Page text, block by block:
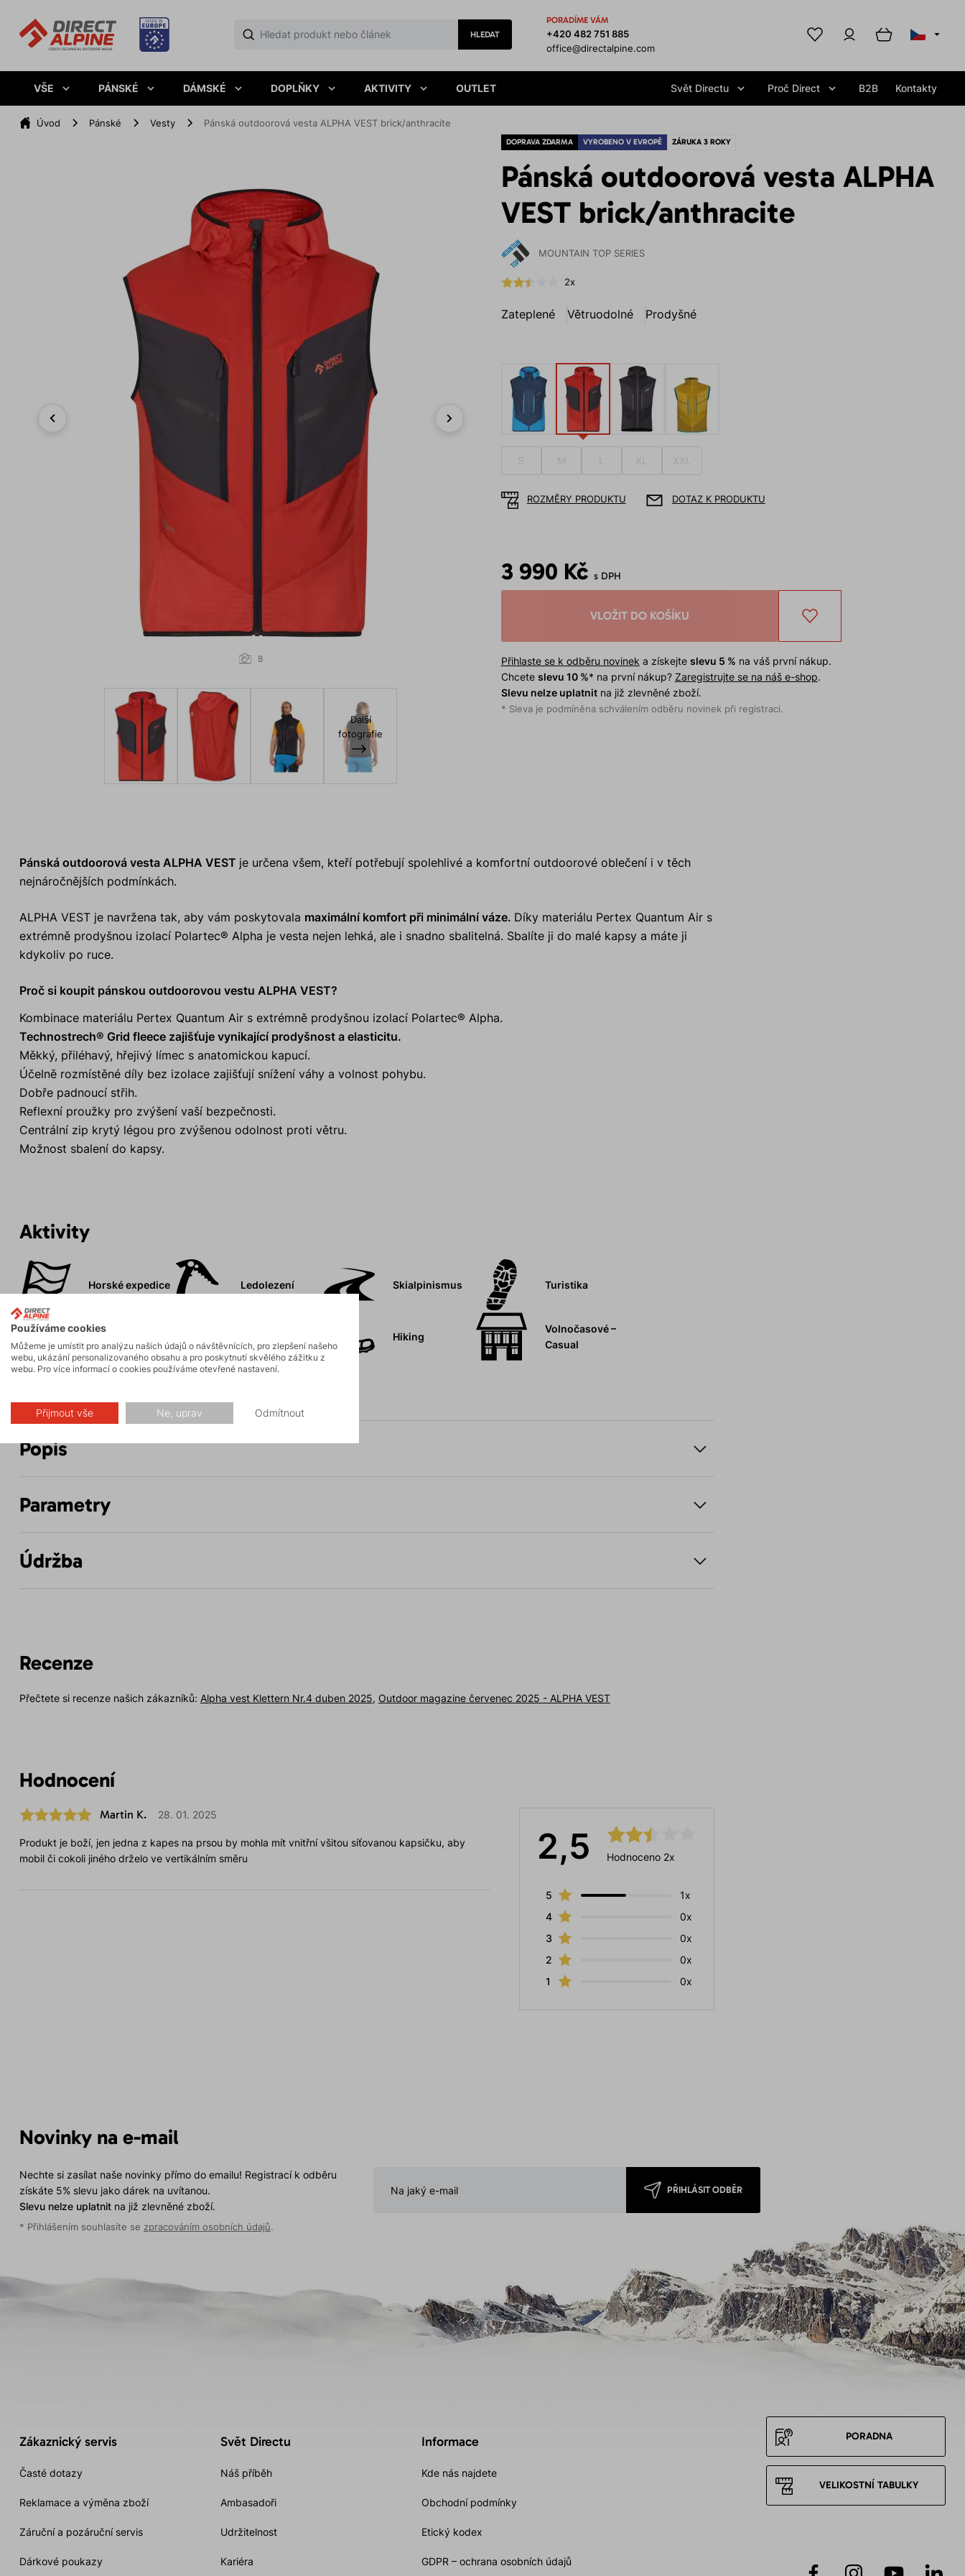
HLEDAT
PORADÍME VÁM
+420 482 751 885
office@directalpine.com
VŠE PÁNSKÉ DÁMSKÉ DOPLŇKY AKTIVITY OUTLET Svět Directu Proč Direct B2B Kontakty
Úvod Pánské Vesty Pánská outdoorová vesta ALPHA VEST brick/anthracite
DOPRAVA ZDARMA VYROBENO V EVROPĚ ZÁRUKA 3 ROKY
Pánská outdoorová vesta ALPHA
VEST brick/anthracite
MOUNTAIN TOP SERIES
2x
Zateplené Větruodolné Prodyšné
8
Další
fotografie
S M XL XXL
ROZMĚRY PRODUKTU DOTAZ K PRODUKTU
3 990 Kč s DPH
VLOŽIT DO KOŠÍKU
Přihlaste se k odběru novinek a získejte slevu 5 % na váš první nákup.
Chcete slevu 10 %* na první nákup? Zaregistrujte se na náš e-shop.
Slevu nelze uplatnitna již zlevněné zboží.
* Sleva je podmíněna schválením odběru novinek při registraci.
Pánská outdoorová vesta ALPHA VEST je určena všem, kteří potřebují spolehlivé a komfortní outdoorové oblečení i v těch
nejnáročnějších podmínkách.
ALPHA VEST je navržena tak, aby vám poskytovala maximální komfort při minimální váze. Díky materiálu Pertex Quantum Air s
extrémně prodyšnou izolací Polartec® Alpha je vesta nejen lehká, ale i snadno sbalitelná. Sbalíte ji do malé kapsy a máte ji
kdykoliv po ruce.
Proč si koupit pánskou outdoorovou vestu ALPHA VEST?
Kombinace materiálu Pertex Quantum Air s extrémně prodyšnou izolací Polartec® Alpha.
Technostrech® Grid fleece zajišťuje vynikající prodyšnost a elasticitu.
Měkký, přiléhavý, hřejivý límec s anatomickou kapucí.
Účelně rozmístěné díly bez izolace zajišťují snížení váhy a volnost pohybu.
Dobře padnoucí střih.
Reflexní proužky pro zvýšení vaší bezpečnosti.
Centrální zip krytý légou pro zvýšenou odolnost proti větru.
Možnost sbalení do kapsy.
Aktivity
Horské expedice Ledolezení Skialpinismus Turistika
Skalní lezení a
ferraty
turistika
Hiking
Volnočasové –
Casual
Popis
Parametry
Údržba
Recenze
Přečtete si recenze našich zákazníků: Alpha vest Klettern Nr.4 duben 2025, Outdoor magazine červenec 2025 - ALPHA VEST
Hodnocení
2,5 Hodnoceno 2x
5
1x
4
0x
3
0x
2
0x
1
0x
Martin K. 28. 01. 2025
Produkt je boží, jen jedna z kapes na prsou by mohla mít vnitřní všitou síťovanou kapsičku, aby
mobil či cokoli jiného drželo ve vertikálním směru
Novinky na e-mail
Nechte si zasílat naše novinky přímo do emailu! Registrací k odběru
získáte 5% slevu jako dárek na uvítanou.
Slevu nelze uplatnitna již zlevněné zboží.
* Přihlášením souhlasíte se zpracováním osobních údajů.
PŘIHLÁSIT ODBĚR
Zákaznický servis
Časté dotazy
Reklamace a výměna zboží
Záruční a pozáruční servis
Dárkové poukazy
Svět Directu
Náš příběh
Ambasadoři
Udržitelnost
Kariéra
Informace
Kde nás najdete
Obchodní podmínky
Etický kodex
GDPR – ochrana osobních údajů
PORADNA
VELIKOSTNÍ TABULKY
Používáme cookies
Můžeme je umístit pro analýzu našich údajů o návštěvnících, pro zlepšení našeho
webu, ukázání personalizovaného obsahu a pro poskytnutí skvělého zážitku z
webu. Pro více informací o cookies používáme otevřené nastavení.
Přijmout vše Ne, uprav Odmítnout